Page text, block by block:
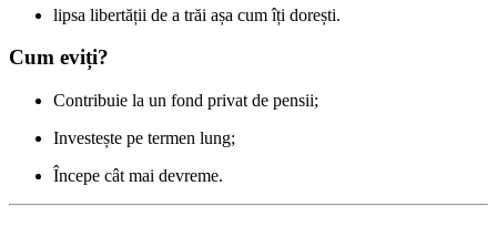
lipsa libertății de a trăi așa cum îți dorești.
Cum eviți?
Contribuie la un fond privat de pensii;
Investește pe termen lung;
Începe cât mai devreme.